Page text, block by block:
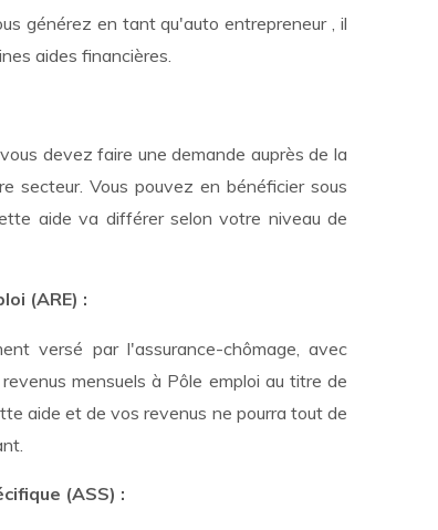
générez en tant qu'auto entrepreneur , il
aides financières.
devez faire une demande auprès de la
secteur. Vous pouvez en bénéficier sous
aide va différer selon votre niveau de
(ARE) :
versé par l'assurance-chômage, avec
mensuels à Pôle emploi au titre de
aide et de vos revenus ne pourra tout de
(ASS) :